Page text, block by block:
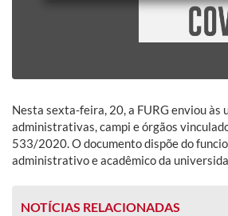
Nesta sexta-feira, 20, a FURG enviou às
administrativas, campi e órgãos
533/2020. O documento dispõe do
administrativo e acadêmico da
NOTÍCIAS RELACIONADAS